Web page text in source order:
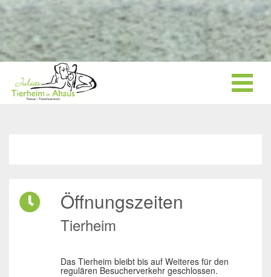
Öffnungszeiten
Tierheim
Das Tierheim bleibt bis auf Weiteres für den
regulären Besucherverkehr geschlossen.